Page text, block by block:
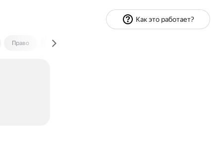
Право Экономика и финансы
Как это работает?